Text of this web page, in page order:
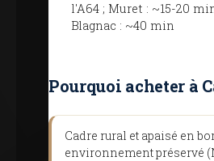
l'A64 ; Muret : ~15-20
Blagnac : ~40 min
Pourquoi acheter à
Cadre rural et apaisé en
environnement préservé